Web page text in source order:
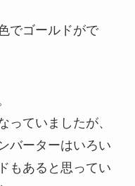
でゴールドがで
っていましたが、
バーターはいろい
もあると思ってい